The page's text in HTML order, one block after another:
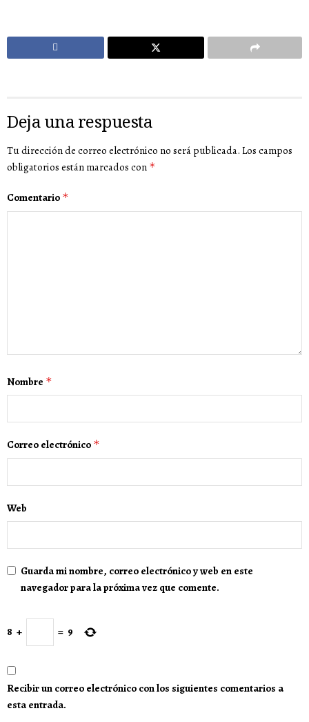
Deja una respuesta
Tu dirección de correo electrónico no será publicada. Los campos
obligatorios están marcados con *
Comentario *
Nombre *
Correo electrónico *
Web
Guarda mi nombre, correo electrónico y web en este
navegador para la próxima vez que comente.
8 + = 9
Recibir un correo electrónico con los siguientes comentarios a
esta entrada.